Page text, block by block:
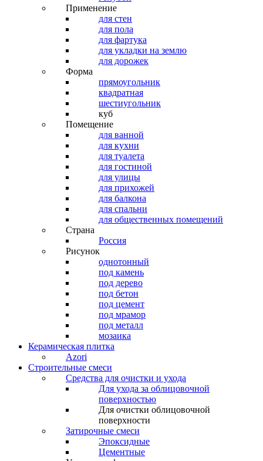
Применение
для стен
для пола
для фартука
для укладки на землю
для дорожек
Форма
прямоугольник
квадратная
шестиугольник
куб
Помещение
для ванной
для кухни
для туалета
для гостиной
для улицы
для прихожей
для балкона
для спальни
для общественных помещений
Страна
Россия
Рисунок
однотонный
под камень
под дерево
под бетон
под цемент
под мрамор
под металл
мозаика
Керамическая плитка
Azori
Строительные смеси
Средства для очистки и ухода
Для ухода за облицовочной
поверхностью
Для очистки облицовочной
поверхности
Затирочные смеси
Эпоксидные
Цементные